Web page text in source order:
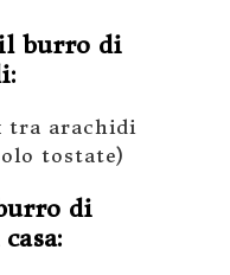
burro di
tra arachidi
tostate)
di